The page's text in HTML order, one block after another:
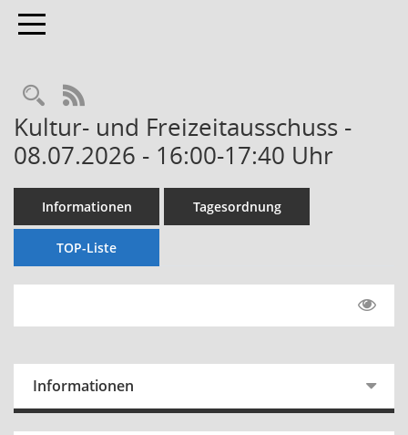
Toggle navigation
Rechercheauswahl
RSS-Feed
Kultur- und Freizeitausschuss -
08.07.2026 - 16:00-17:40 Uhr
Informationen Tagesordnung
TOP-Liste
Informationen